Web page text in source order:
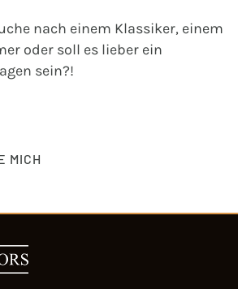
nach einem Klassiker, einem
oder soll es lieber ein
sein?!
MICH